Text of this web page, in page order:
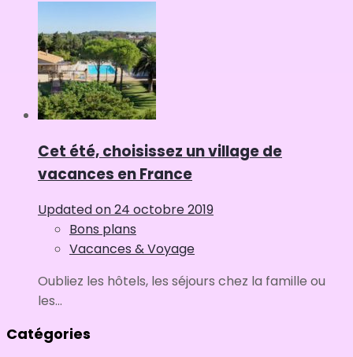
Cet été, choisissez un village de
vacances en France
Updated on24 octobre 2019
Bons plans
Vacances & Voyage
Oubliez les hôtels, les séjours chez la famille ou
les...
Catégories